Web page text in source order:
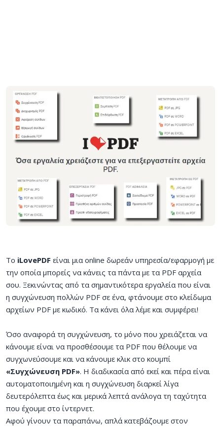
Το iLovePDF είναι μια online δωρεάν υπηρεσία/εφαρμογή με
την οποία μπορείς να κάνεις τα πάντα με τα PDF αρχεία
σου. Ξεκινώντας από τα σημαντικότερα εργαλεία που είναι
η συγχώνευση πολλών PDF σε ένα, φτάνουμε στο κλείδωμα
αρχείων PDF με κωδικό. Τα κάνει όλα λέμε και συμφέρει!
Όσο αναφορά τη συγχώνευση, το μόνο που χρειάζεται να
κάνουμε είναι να προσθέσουμε τα PDF που θέλουμε να
συγχωνεύσουμε και να κάνουμε κλικ στο κουμπί
«Συγχώνευση PDF». Η διαδικασία από εκεί και πέρα είναι
αυτοματοποιημένη και η συγχώνευση διαρκεί λίγα
δευτερόλεπτα έως και μερικά λεπτά ανάλογα τη ταχύτητα
που έχουμε στο ίντερνετ.
Αφού γίνουν τα παραπάνω, απλά κατεβάζουμε στον